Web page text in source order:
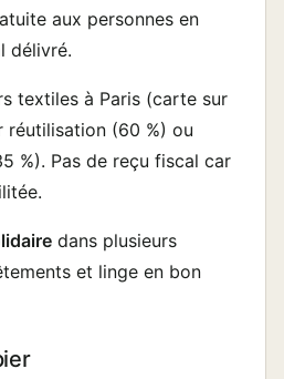
aux personnes en
délivré.
textiles à Paris (carte sur
réutilisation (60 %) ou
%). Pas de reçu fiscal car
dans plusieurs
et linge en bon